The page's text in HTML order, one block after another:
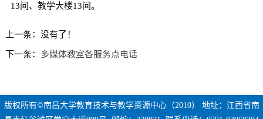
13间、教学大楼13间。
上一条：没有了！
下一条： 多媒体教室各服务点电话
版权所有©南昌大学教育技术与教学资源中心（2010） 地址：江西省南